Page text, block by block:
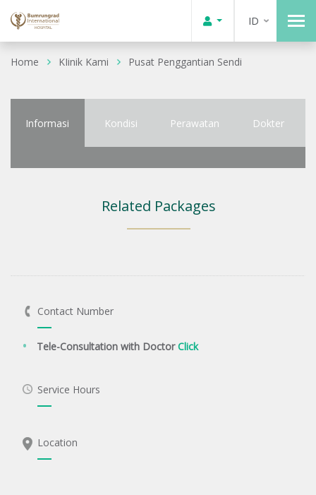
ID
Home KIinik Kami Pusat Penggantian Sendi
Informasi Kondisi Perawatan Dokter
Related Packages
Contact Number
Tele-Consultation with DoctorClick
Service Hours
Location